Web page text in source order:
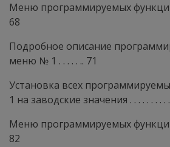
Меню программируемых функций
68
Подробное описание
меню № 1 . . . . . .. 71
Установка всех
1 на заводские значения . . . . . . . . . .
Меню программируемых функций
82